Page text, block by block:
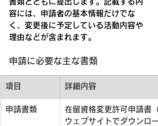
書類とともに提出します。記載する内
容には、申請者の基本情報だけでな
く、変更後に予定している活動内容や
理由などが含まれます。
申請に必要な主な書類
項目 詳細内容
申請書類
在留資格変更許可申請書
ウェブサイトでダウンロー